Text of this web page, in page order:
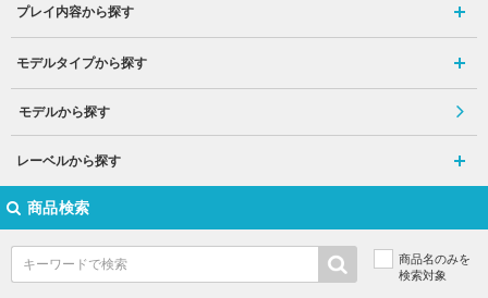
プレイ内容から探す
モデルタイプから探す
モデルから探す
レーベルから探す
商品検索
商品名のみを
検索対象